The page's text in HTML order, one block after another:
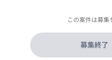
この案件は募集
募集終了